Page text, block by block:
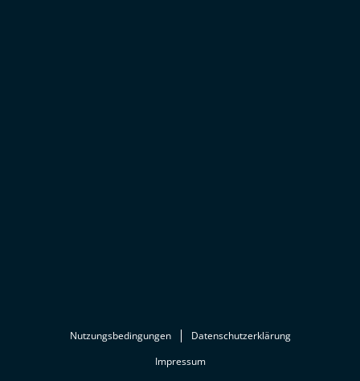
Nutzungsbedingungen
Datenschutzerklärung
Impressum